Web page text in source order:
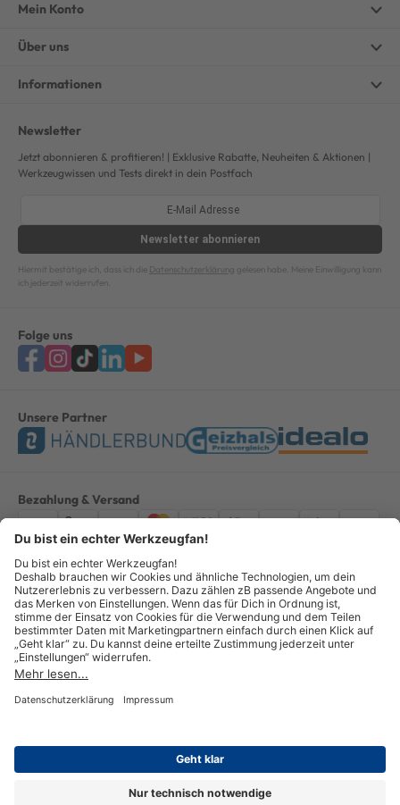
Mein Konto
Über uns
Informationen
Newsletter
Jetzt abonnieren & profitieren! | Exklusive Rabatte, Neuheiten & Aktionen |
Werkzeugwissen und Tests direkt in dein Postfach
Newsletter abonnieren
Hiermit bestätige ich, dass ich die Datenschutzerklärung gelesen habe. Meine Einwilligung kann
ich jederzeit widerrufen.
Folge uns
Unsere Partner
Bezahlung & Versand
ImpressumAGBDatenschutzWiderruf Vertrag widerrufen
Alle Preise verstehen sich inkl. ges. MwSt. *Kostenloser Versand innerhalb
Deutschlands, bei Bestellungen ab 100,00 Euro.
© Copyright 2026 GOTOOLS GmbH - Alle Rechte vorbehalten. powered by
createyourtemplate